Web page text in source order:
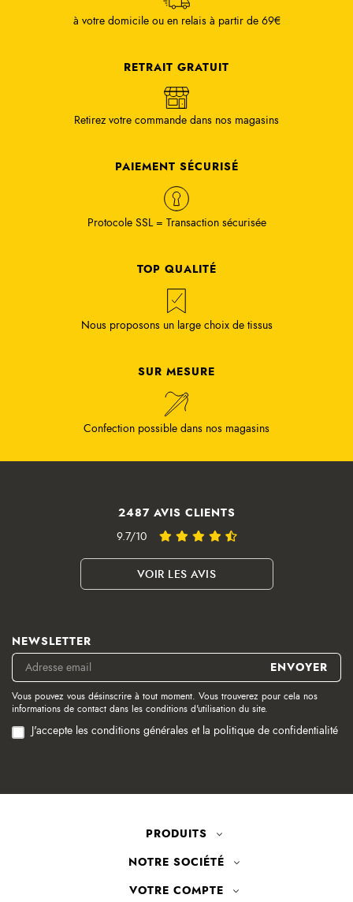
à votre domicile ou en relais à partir de 69€
RETRAIT GRATUIT
Retirez votre commande dans nos magasins
PAIEMENT SÉCURISÉ
Protocole SSL = Transaction sécurisée
TOP QUALITÉ
Nous proposons un large choix de tissus
SUR MESURE
Confection possible dans nos magasins
2487 AVIS CLIENTS
9.7/10
VOIR LES AVIS
NEWSLETTER
Vous pouvez vous désinscrire à tout moment. Vous trouverez pour cela nos
informations de contact dans les conditions d'utilisation du site.
J'accepte les conditions générales et la politique de confidentialité
PRODUITS
NOTRE SOCIÉTÉ
VOTRE COMPTE